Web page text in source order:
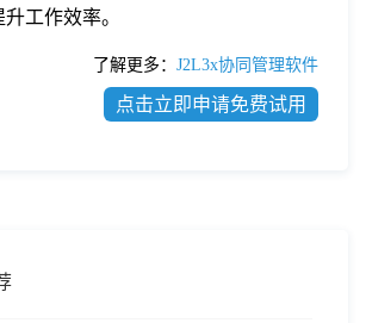
工作效率。
了解更多： J2L3x协同管理软件
点击立即申请免费试用